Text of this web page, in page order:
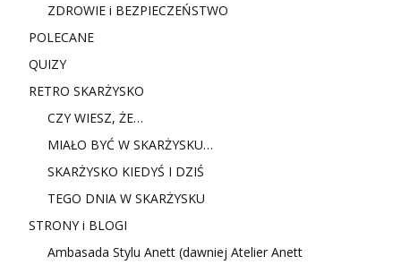
ZDROWIE i BEZPIECZEŃSTWO
POLECANE
QUIZY
RETRO SKARŻYSKO
CZY WIESZ, ŻE…
MIAŁO BYĆ W SKARŻYSKU…
SKARŻYSKO KIEDYŚ I DZIŚ
TEGO DNIA W SKARŻYSKU
STRONY i BLOGI
Ambasada Stylu Anett (dawniej Atelier Anett